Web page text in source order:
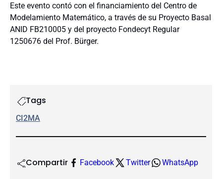
Este evento contó con el financiamiento del Centro de
Modelamiento Matemático, a través de su Proyecto Basal
ANID FB210005 y del proyecto Fondecyt Regular
1250676 del Prof. Bürger.
Tags
CI2MA
Compartir Facebook Twitter WhatsApp